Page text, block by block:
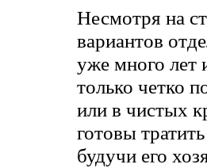
Несмотря на
вариантов
уже много лет
только четко
или в чистых
готовы
будучи его